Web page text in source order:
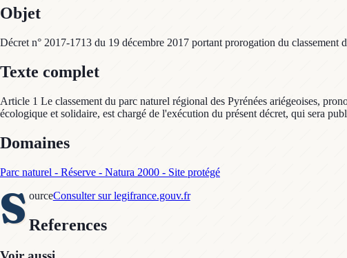
Objet
Décret n° 2017-1713 du 19 décembre 2017 portant prorogation du classement
Texte complet
Article 1 Le classement du parc naturel régional des Pyrénées ariégeoises,
écologique et solidaire, est chargé de l'exécution du présent décret, qui sera
Domaines
Parc naturel - Réserve - Natura 2000 - Site protégé
S ourceConsulter sur legifrance.gouv.fr
References